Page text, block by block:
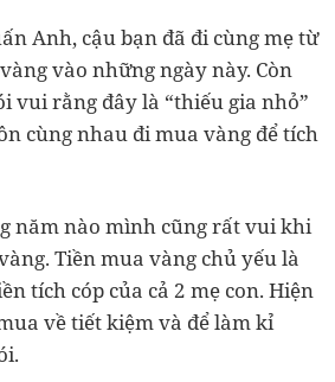
Anh, cậu bạn đã đi cùng mẹ từ
vào những ngày này. Còn
vui rằng đây là “thiếu gia nhỏ”
cùng nhau đi mua vàng để tích
năm nào mình cũng rất vui khi
Tiền mua vàng chủ yếu là
tích cóp của cả 2 mẹ con. Hiện
về tiết kiệm và để làm kỉ